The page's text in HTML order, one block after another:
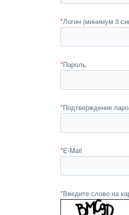
*Логин (минимум 3
*Пароль
*Подтверждение
*E-Mail
*Введите слово на